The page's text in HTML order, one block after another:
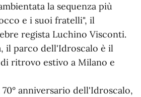
la sequenza più
e i suoi fratelli", il
regista Luchino Visconti.
il parco dell'Idroscalo è il
ritrovo estivo a Milano e
anniversario dell'Idroscalo,